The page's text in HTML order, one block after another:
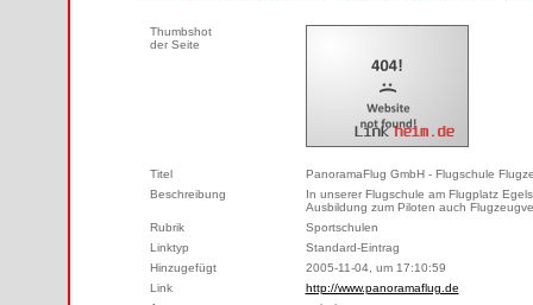
Thumbshot
der Seite
Titel
PanoramaFlug GmbH - Flugschule
Beschreibung
In unserer Flugschule am Flugplatz
Ausbildung zum Piloten auch
Rubrik
Sportschulen
Linktyp
Standard-Eintrag
Hinzugefügt
2005-11-04, um 17:10:59
Link
http://www.panoramaflug.de